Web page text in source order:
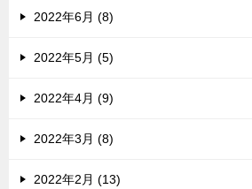
2022年6月 (8)
2022年5月 (5)
2022年4月 (9)
2022年3月 (8)
2022年2月 (13)